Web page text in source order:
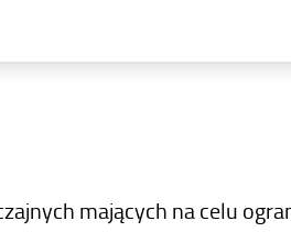
mających na celu